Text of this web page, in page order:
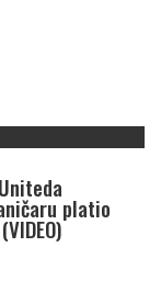
platio